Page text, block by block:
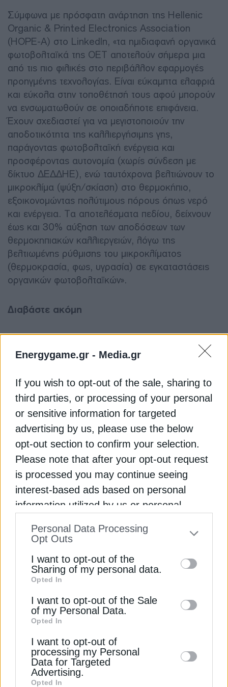
Energygame.gr - Media.gr
If you wish to opt-out of the sale, sharing to
third parties, or processing of your personal
or sensitive information for targeted
advertising by us, please use the below
opt-out section to confirm your selection.
Please note that after your opt-out request
is processed you may continue seeing
interest-based ads based on personal
information utilized by us or personal
to your opt-out. You may separately opt-out
information by third parties on the IAB’s list
of downstream participants. This
information may also be disclosed by us to
third parties on theIAB’s List of
Downstream Participants
disclose it to other third parties.
Personal Data Processing
Opt Outs
I want to opt-out of the
Sharing of my personal data.
Opted In
I want to opt-out of the Sale
of my Personal Data.
Opted In
I want to opt-out of
processing my Personal
Data for Targeted
Advertising.
Opted In
Σύμφωνα με πρόσφατη ανάρτηση της Hellenic
Organic & Printed Electronics Association
(HOPE-A) στο LinkedIn, «τα ημιδιαφανή οργανικά
φωτοβολταϊκά της ΟΕΤ αποτελούν σήμερα μια
από τις πιο φιλικές στο περιβάλλον εφαρμογές
προηγμένης τεχνολογίας. Είναι εύκαμπτα ελαφριά
και εύκολα στην τοποθέτησή τους αφού μπορούν
να ενσωματωθούν σε οποιαδήποτε επιφάνεια.
Έχουν σχεδιαστεί για να μεγιστοποιούν την
αποδοτικότητα της καλλιεργήσιμης γης,
παράγοντας φωτοβολταϊκή ενέργεια και
προσφέροντας αυτονομία (χωρίς σύνδεση με
δίκτυο ΔΕΔΔΗΕ), ενώ ταυτόχρονα βελτιώνουν το
μικροκλίμα (ψύξη/σκίαση) στο θερμοκήπιο,
εξοικονομώντας πολύτιμους πόρους όπως νερό
και ενέργεια. Τα αποτελέσματα πεδίου, δείχνουν
έως και 30% αύξηση των αποδόσεων των
θερμοκηπιακών καλλιεργειών, λόγω της
βελτιωμένης ρύθμισης του μικροκλίματος
(θερμοκρασία, φως, υγρασία) σε εγκαταστάσεις
οργανικών φωτοβολταϊκών».
Διαβάστε ακόμη
Ηλεκτρικά & ανανεωμένο Φορτίζω Παντού
Εθνικό Σχέδιο για Ενέργεια και Κλίμα
Citi για ΔΕΗ: Αναβαθμίζει την τιμή στόχο στα 16,5
ευρώ
ΑΠΕ ΘΕΣΣΑΛΟΝΙΚΗ ΦΩΤΟΒΟΛΤΑΪΚΑ
ΔΕΊΤΕ ΕΠΊΣΗΣ
ΑΝΑΝΕΩΣΙΜΕΣ ΠΗΓΕΣ
Σερβία: Ετοιμάζει σχέδιο δράσης για μια
δίκαιη ενεργειακή μετάβαση